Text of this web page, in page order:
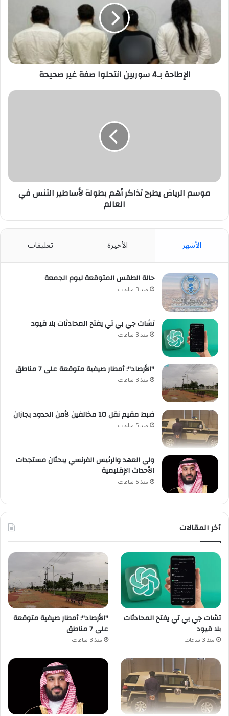
صحيحة
الإطاحة بـ4 سوريين انتحلوا صفة غير صحيحة
موسم
في
العالمموسم الرياض يطرح تذاكر أهم بطولة لأساطير التنس في
العالم
الأشهر الأخيرة تعليقات
حالة الطقس المتوقعة ليوم الجمعة
منذ 3 ساعات
تشات جي بي تي يفتح المحادثات بلا قيود
منذ 3 ساعات
"الأرصاد": أمطار صيفية متوقعة على 7 مناطق
منذ 3 ساعات
ضبط مقيم نقل 10 مخالفين لأمن الحدود بجازان
منذ 5 ساعات
ولي العهد والرئيس الفرنسي يبحثان مستجدات
الأحداث الإقليمية
منذ 5 ساعات
آخر المقالات
تشات جي بي تي يفتح المحادثات
بلا قيود
منذ 3 ساعات
"الأرصاد": أمطار صيفية متوقعة
على 7 مناطق
منذ 3 ساعات